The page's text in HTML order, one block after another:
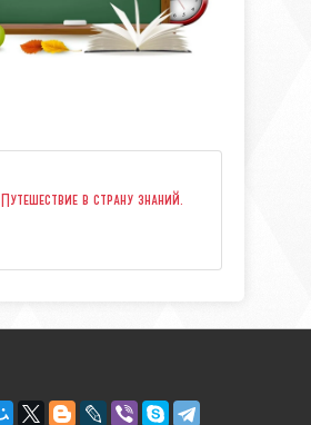
Путешествие в страну знаний.